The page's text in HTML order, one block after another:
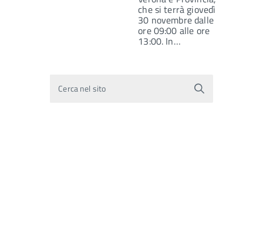
che si terrà giovedì
30 novembre dalle
ore 09:00 alle ore
13:00. In…
Cerca nel sito